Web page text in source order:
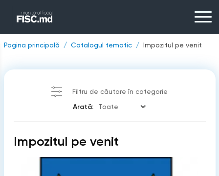
Pagina principală Catalogul tematic Impozitul pe venit
Filtru de căutare în categorie
Arată:
Impozitul pe venit